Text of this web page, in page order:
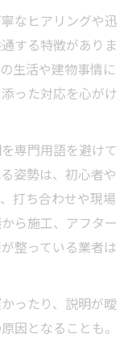
なヒアリングや迅
する特徴がありま
生活や建物事情に
った対応を心がけ
専門用語を避けて
姿勢は、初心者や
打ち合わせや現場
ら施工、アフター
整っている業者は
ったり、説明が曖
因となることも。